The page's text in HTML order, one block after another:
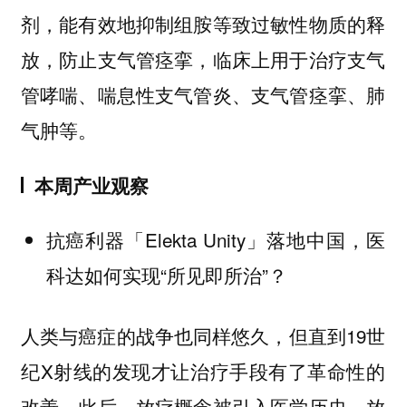
剂，能有效地抑制组胺等致过敏性物质的释
放，防止支气管痉挛，临床上用于治疗支气
管哮喘、喘息性支气管炎、支气管痉挛、肺
气肿等。
本周产业观察
抗癌利器「Elekta Unity」落地中国，医
科达如何实现“所见即所治”？
人类与癌症的战争也同样悠久，但直到19世
纪X射线的发现才让治疗手段有了革命性的